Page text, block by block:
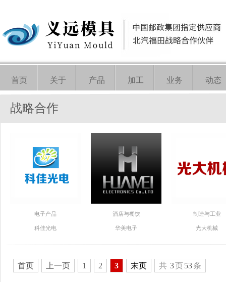
首页 关于 产品 加工 业务 动态
战略合作
电子产品
科佳光电
酒店与餐饮
华美电子
制造与工业
光大机械
首页 上一页 1 2 3 末页 共 3页53条